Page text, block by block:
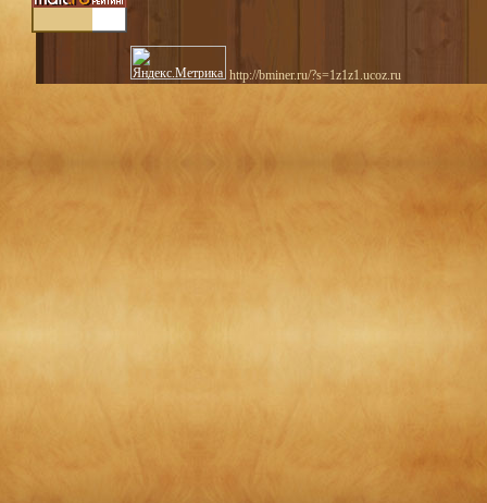
http://bminer.ru/?s=1z1z1.ucoz.ru